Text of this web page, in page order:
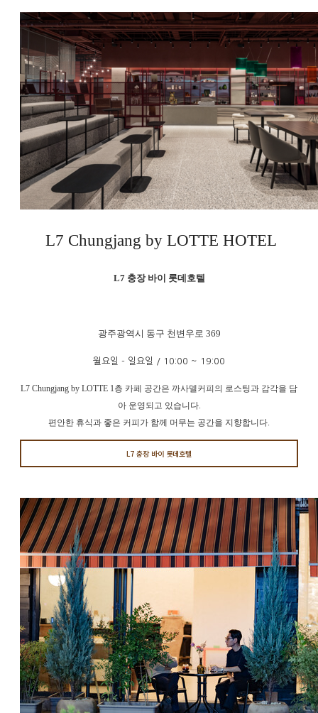
L7 Chungjang by LOTTE HOTEL
L7 충장 바이 롯데호텔
광주광역시 동구 천변우로 369
월요일 - 일요일 / 10:00 ~ 19:00
L7 Chungjang by LOTTE 1층 카페 공간은 까사델커피의 로스팅과 감각을 담
아 운영되고 있습니다.
편안한 휴식과 좋은 커피가 함께 머무는 공간을 지향합니다.
L7 충장 바이 롯데호텔